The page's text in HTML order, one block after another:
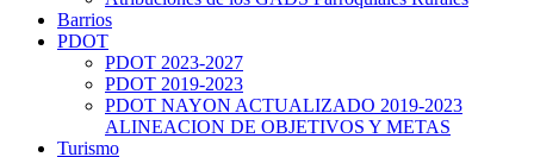
Barrios
PDOT
PDOT 2023-2027
PDOT 2019-2023
PDOT NAYON ACTUALIZADO 2019-2023
ALINEACION DE OBJETIVOS Y METAS
Turismo